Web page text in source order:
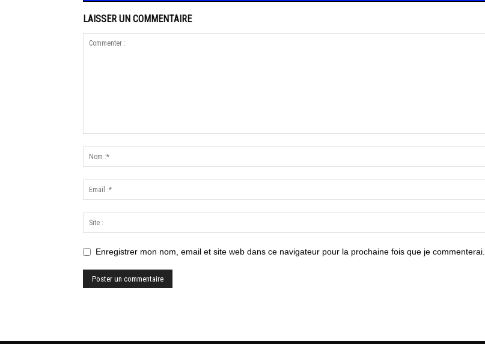
LAISSER UN COMMENTAIRE
Enregistrer mon nom, email et site web dans ce navigateur pour la prochaine fois que je commenterai.